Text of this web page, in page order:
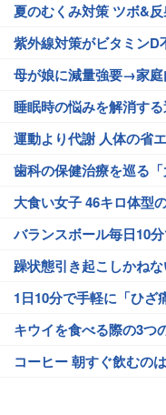
夏のむくみ対策 ツボ&
紫外線対策がビタミンD
母が娘に減量強要→家
睡眠時の悩みを解消す
運動より代謝 人体の省
歯科の保健治療を巡る「
大食い女子 46キロ体型
バランスボール毎日10
躁状態引き起こしかね
1日10分で手軽に「ひざ
キウイを食べる際の3つ
コーヒー 朝すぐ飲むの